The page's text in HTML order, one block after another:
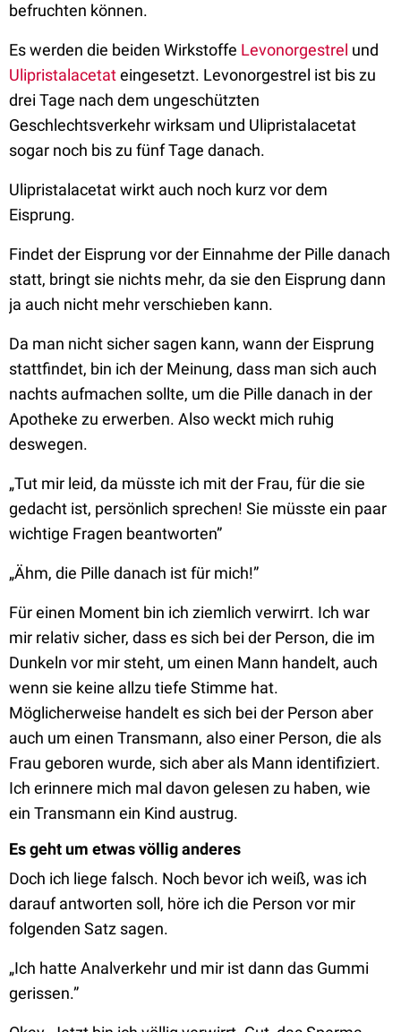
befruchten können.
Es werden die beiden Wirkstoffe Levonorgestrel und
Ulipristalacetateingesetzt. Levonorgestrel ist bis zu
drei Tage nach dem ungeschützten
Geschlechtsverkehr wirksam und Ulipristalacetat
sogar noch bis zu fünf Tage danach.
Ulipristalacetat wirkt auch noch kurz vor dem
Eisprung.
Findet der Eisprung vor der Einnahme der Pille danach
statt, bringt sie nichts mehr, da sie den Eisprung dann
ja auch nicht mehr verschieben kann.
Da man nicht sicher sagen kann, wann der Eisprung
stattfindet, bin ich der Meinung, dass man sich auch
nachts aufmachen sollte, um die Pille danach in der
Apotheke zu erwerben. Also weckt mich ruhig
deswegen.
„Tut mir leid, da müsste ich mit der Frau, für die sie
gedacht ist, persönlich sprechen! Sie müsste ein paar
wichtige Fragen beantworten”
„Ähm, die Pille danach ist für mich!”
Für einen Moment bin ich ziemlich verwirrt. Ich war
mir relativ sicher, dass es sich bei der Person, die im
Dunkeln vor mir steht, um einen Mann handelt, auch
wenn sie keine allzu tiefe Stimme hat.
Möglicherweise handelt es sich bei der Person aber
auch um einen Transmann, also einer Person, die als
Frau geboren wurde, sich aber als Mann identifiziert.
Ich erinnere mich mal davon gelesen zu haben, wie
ein Transmann ein Kind austrug.
Es geht um etwas völlig anderes
Doch ich liege falsch. Noch bevor ich weiß, was ich
darauf antworten soll, höre ich die Person vor mir
folgenden Satz sagen.
„Ich hatte Analverkehr und mir ist dann das Gummi
gerissen.”